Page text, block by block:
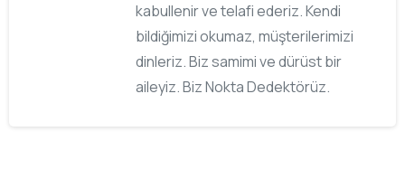
kabullenir ve telafi ederiz. Kendi
bildiğimizi okumaz, müşterilerimizi
dinleriz. Biz samimi ve dürüst bir
aileyiz. Biz Nokta Dedektörüz.